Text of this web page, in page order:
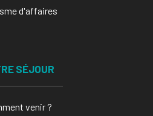
d'affaires
SÉJOUR
venir ?